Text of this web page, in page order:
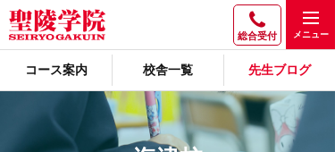
総合受付
コース案内 校舎一覧 先生ブログ